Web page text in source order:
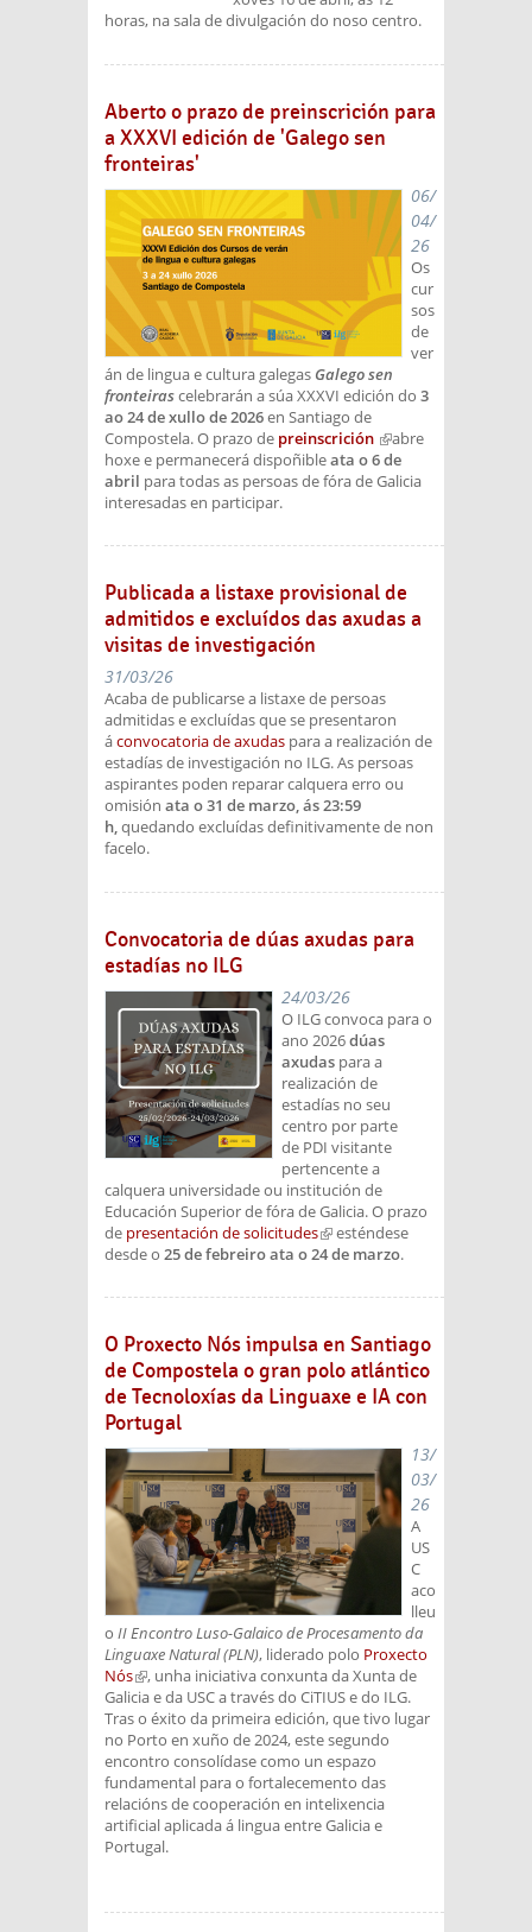
horas, na sala de divulgación do noso centro.
Aberto o prazo de preinscrición para
a XXXVI edición de 'Galego sen
fronteiras'
06/
04/
26
Os
cur
sos
de
ver
án de lingua e cultura galegas Galego sen
fronteirascelebrarán a súa XXXVI edición do 3
ao 24 de xullo de 2026en Santiago de
Compostela. O prazo de preinscrición (link is
external)
abre
hoxe e permanecerá dispoñibleata o 6 de
abril para todas as persoas de fóra de Galicia
interesadas en participar.
Publicada a listaxe provisional de
admitidos e excluídos das axudas a
visitas de investigación
31/03/26
Acaba de publicarse a listaxe de persoas
admitidas e excluídas que se presentaron
áconvocatoria de axudas para a realización de
estadías de investigación no ILG. As persoas
aspirantes poden reparar calquera erro ou
omisión ata o 31 de marzo, ás 23:59
h,quedando excluídas definitivamente de non
facelo.
Convocatoria de dúas axudas para
estadías no ILG
24/03/26
O ILG convoca para o
ano 2026dúas
axudas para a
realización de
estadías no seu
centro por parte
de PDI visitante
pertencente a
calquera universidade ou institución de
Educación Superior de fóra de Galicia. O prazo
de presentación de solicitudes(link is external)
esténdese
desde o 25 de febreiro ata o 24 de marzo.
O Proxecto Nós impulsa en Santiago
de Compostela o gran polo atlántico
de Tecnoloxías da Linguaxe e IA con
Portugal
13/
03/
26
A
US
C
aco
lleu
o II Encontro Luso-Galaico de Procesamento da
Linguaxe Natural (PLN), liderado polo Proxecto
Nós(link is external)
, unha iniciativa conxunta da Xunta de
Galicia e da USC a través do CiTIUS e do ILG.
Tras o éxito da primeira edición, que tivo lugar
no Porto en xuño de 2024, este segundo
encontro consolídase como un espazo
fundamental para o fortalecemento das
relacións de cooperación en intelixencia
artificial aplicada á lingua entre Galicia e
Portugal.